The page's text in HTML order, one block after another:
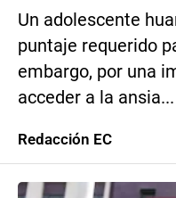
Un adolescente
puntaje requerido
embargo, por una
acceder a la ansia...
Redacción EC